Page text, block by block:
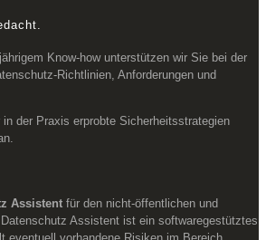
Know-how unterstützen wir Sie bei der
Richtlinien, Anforderungen und
in der Praxis erprobte Sicherheitsstrategien
Assistent für den nicht-öffentlichen und
Assistent ist ein softwaregestütztes